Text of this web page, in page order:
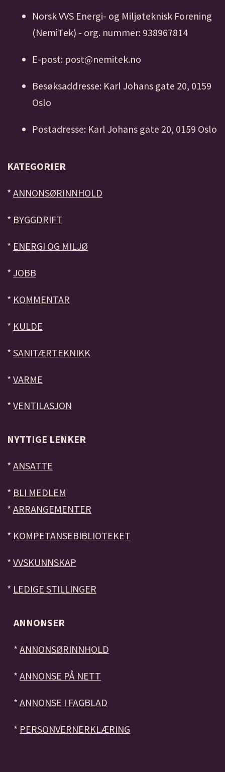
Norsk VVS Energi- og Miljøteknisk Forening
(NemiTek) - org. nummer: 938967814
E-post: post@nemitek.no
Besøksaddresse: Karl Johans gate 20, 0159
Oslo
Postadresse: Karl Johans gate 20, 0159 Oslo
KATEGORIER
* ANNONSØRINNHOLD
* BYGGDRIFT
* ENERGI OG MILJØ
* JOBB
* KOMMENTAR
* KULDE
* SANITÆRTEKNIKK
* VARME
* VENTILASJON
NYTTIGE LENKER
* ANSATTE
* BLI MEDLEM
* ARRANGEMENTER
* KOMPETANSEBIBLIOTEKET
* VVSKUNNSKAP
* LEDIGE STILLINGER
ANNONSER
*ANNONSØRINNHOLD
*ANNONSE PÅ NETT
*ANNONSE I FAGBLAD
* PERSONVERNERKLÆRING